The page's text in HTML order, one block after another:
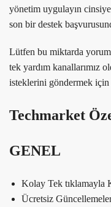
yönetim uygulayın
son bir destek
Lütfen bu miktarda
tek yardım kanallarımız
isteklerini göndermek
Techmarket
GENEL
Kolay Tek tıklamayla
Ücretsiz